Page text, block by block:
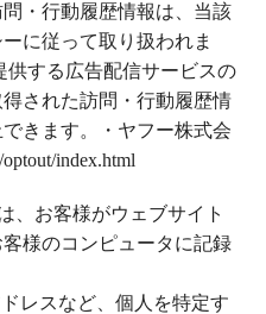
・行動履歴情報は、当該
に従って取り扱われま
供する広告配信サービスの
された訪問・行動履歴情
きます。・ヤフー株式会
index.html
、お客様がウェブサイト
様のコンピュータに記録
レスなど、個人を特定す